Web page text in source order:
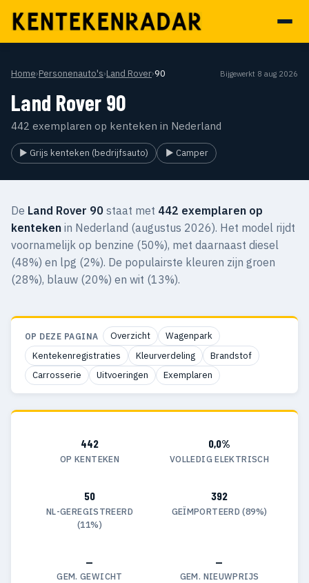
Home›Personenauto's›Land Rover›90 Bijgewerkt 8 aug 2026
Land Rover 90
442 exemplaren op kenteken in Nederland
▶ Grijs kenteken (bedrijfsauto) ▶ Camper
De Land Rover 90 staat met 442 exemplaren op
kenteken in Nederland (augustus 2026). Het model rijdt
voornamelijk op benzine (50%), met daarnaast diesel
(48%) en lpg (2%). De populairste kleuren zijn groen
(28%), blauw (20%) en wit (13%).
OP DEZE PAGINA Overzicht
Wagenpark
Kentekenregistraties
Kleurverdeling
Brandstof
Carrosserie
Uitvoeringen Exemplaren
442
OP KENTEKEN
0,0%
VOLLEDIG ELEKTRISCH
50
NL-GEREGISTREERD
(11%)
392
GEÏMPORTEERD (89%)
—
GEM. GEWICHT
—
GEM. NIEUWPRIJS